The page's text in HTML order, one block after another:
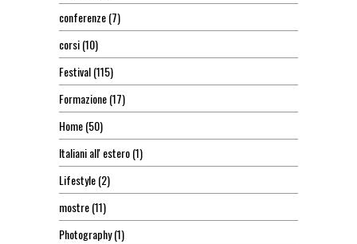
conferenze(7)
corsi(10)
Festival(115)
Formazione(17)
Home(50)
Italiani all' estero(1)
Lifestyle(2)
mostre(11)
Photography(1)